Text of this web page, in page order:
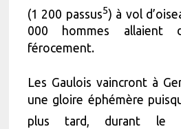
(1 200 passus5) à vol
000 hommes allaient
férocement.
Les Gaulois vaincront à
une gloire éphémère
plus tard, durant le